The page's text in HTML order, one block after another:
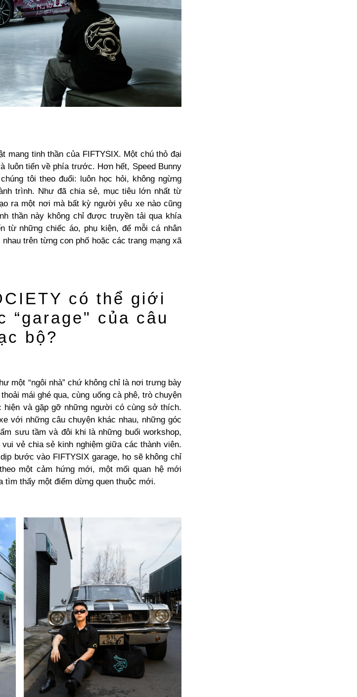
mang tinh thần của FIFTYSIX. Một chú thỏ đại
luôn tiến về phía trước. Hơn hết, Speed Bunny
tôi theo đuổi: luôn học hỏi, không ngừng
trình. Như đã chia sẻ, mục tiêu lớn nhất từ
ra một nơi mà bất kỳ người yêu xe nào cũng
thần này không chỉ được truyền tải qua khía
từ những chiếc áo, phụ kiện, để mỗi cá nhân
trên từng con phố hoặc các trang mạng xã
có thể giới
“garage" của câu
bộ?
một “ngôi nhà” chứ không chỉ là nơi trưng bày
mái ghé qua, cùng uống cà phê, trò chuyện
và gặp gỡ những người có cùng sở thích.
với những câu chuyện khác nhau, những góc
sưu tầm và đôi khi là những buổi workshop,
vẻ chia sẻ kinh nghiệm giữa các thành viên.
bước vào FIFTYSIX garage, họ sẽ không chỉ
một cảm hứng mới, một mối quan hệ mới
tìm thấy một điểm dừng quen thuộc mới.